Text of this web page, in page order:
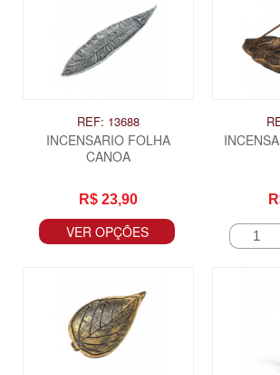
REF: 13688
INCENSARIO FOLHA
CANOA
R$ 23,90
VER OPÇÕES